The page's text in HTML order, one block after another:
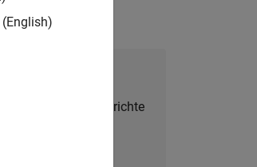
beitreten
Berichte
(English)